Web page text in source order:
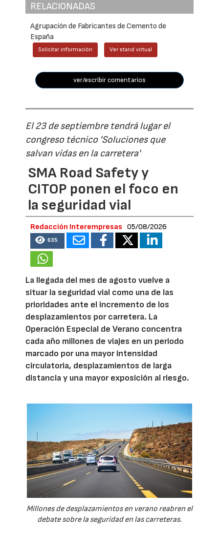
RELACIONADAS
Agrupación de Fabricantes de Cemento de
España
Solicitar información Ver stand virtual
ver/escribir comentarios
El 23 de septiembre tendrá lugar el
congreso técnico 'Soluciones que
salvan vidas en la carretera'
SMA Road Safety y
CITOP ponen el foco en
la seguridad vial
Redacción Interempresas 05/08/2026
635
La llegada del mes de agosto vuelve a
situar la seguridad vial como una de las
prioridades ante el incremento de los
desplazamientos por carretera. La
Operación Especial de Verano concentra
cada año millones de viajes en un periodo
marcado por una mayor intensidad
circulatoria, desplazamientos de larga
distancia y una mayor exposición al riesgo.
Millones de desplazamientos en verano reabren el
debate sobre la seguridad en las carreteras.